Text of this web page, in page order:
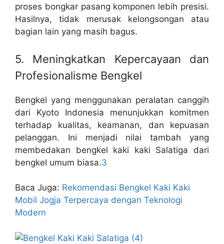
proses bongkar pasang komponen lebih presisi.
Hasilnya, tidak merusak kelongsongan atau
bagian lain yang masih bagus.
5. Meningkatkan Kepercayaan dan
Profesionalisme Bengkel
Bengkel yang menggunakan peralatan canggih
dari Kyoto Indonesia menunjukkan komitmen
terhadap kualitas, keamanan, dan kepuasan
pelanggan. Ini menjadi nilai tambah yang
membedakan bengkel kaki kaki Salatiga dari
bengkel umum biasa.3
Baca Juga: Rekomendasi Bengkel Kaki Kaki
Mobil Jogja Terpercaya dengan Teknologi
Modern